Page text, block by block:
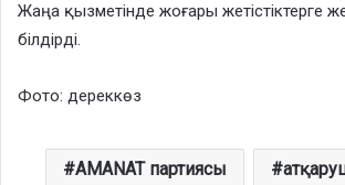
Жаңа қызметінде жоғары жетістіктерге
білдірді.
Фото: дереккөз
AMANAT партиясы